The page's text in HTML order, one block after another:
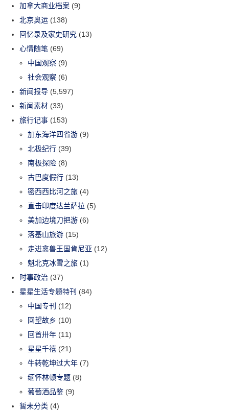
加拿大商业档案 (9)
北京奥运 (138)
回忆录及家史研究 (13)
心情随笔 (69)
中国观察 (9)
社会观察 (6)
新闻报导 (5,597)
新闻素材 (33)
旅行记事 (153)
加东海洋四省游 (9)
北极纪行 (39)
南极探险 (8)
古巴度假行 (13)
密西西比河之旅 (4)
直击印度达兰萨拉 (5)
美加边境刀把游 (6)
落基山旅游 (15)
走进禽兽王国肯尼亚 (12)
魁北克冰雪之旅 (1)
时事政治 (37)
星星生活专题特刊 (84)
中国专刊 (12)
回望故乡 (10)
回首卅年 (11)
星星千禧 (21)
牛转乾坤过大年 (7)
缅怀林顿专题 (8)
葡萄酒品鉴 (9)
暂未分类 (4)